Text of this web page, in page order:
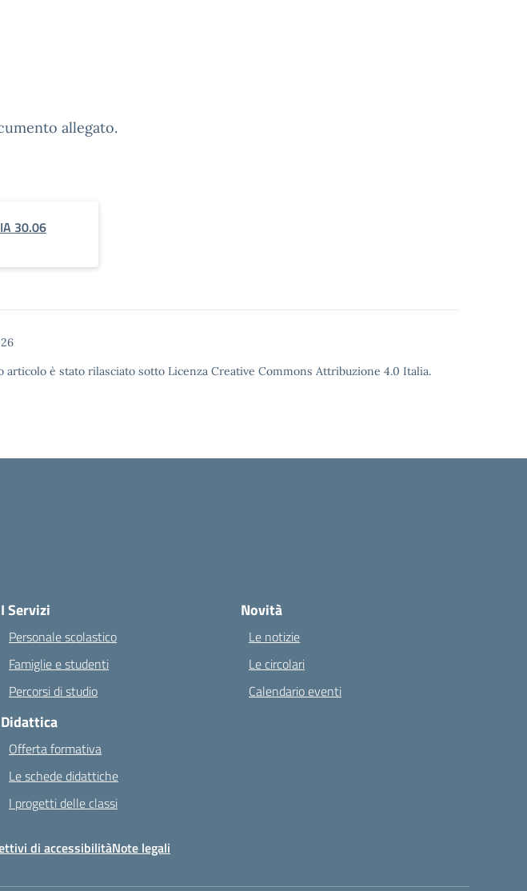
allegato.
30.06
articolo è stato rilasciato sotto Licenza Creative Commons Attribuzione 4.0 Italia.
I Servizi
Personale scolastico
Famiglie e studenti
Percorsi di studio
Didattica
Offerta formativa
Le schede didattiche
I progetti delle classi
Novità
Le notizie
Le circolari
Calendario eventi
di accessibilitàNote legali